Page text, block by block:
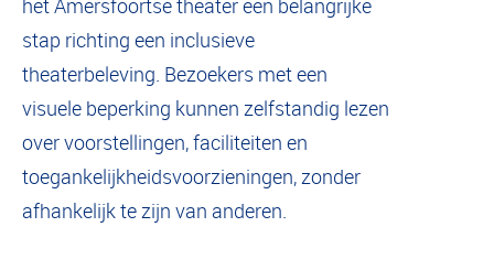
het Amersfoortse theater een belangrijke
stap richting een inclusieve
theaterbeleving. Bezoekers met een
visuele beperking kunnen zelfstandig lezen
over voorstellingen, faciliteiten en
toegankelijkheidsvoorzieningen, zonder
afhankelijk te zijn van anderen.